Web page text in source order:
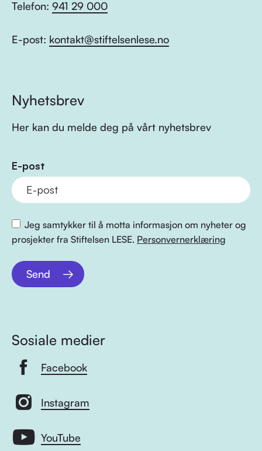
Telefon: 941 29 000
E-post: kontakt@stiftelsenlese.no
Nyhetsbrev
Her kan du melde deg på vårt nyhetsbrev
E-post
Jeg samtykker til å motta informasjon om nyheter og
prosjekter fra Stiftelsen LESE. Personvernerklæring
Send
Sosiale medier
Facebook
Instagram
YouTube